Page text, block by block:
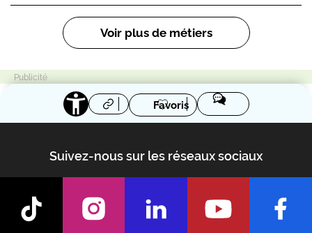
Pagination
Voir plus de métiers
Favoris
Suivez-nous sur les réseaux sociaux